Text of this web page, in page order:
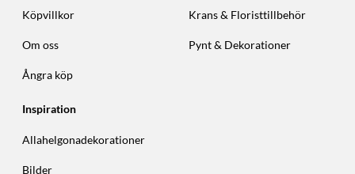
Köpvillkor
Om oss
Ångra köp
Krans & Floristtillbehör
Pynt & Dekorationer
Inspiration
Allahelgonadekorationer
Bilder